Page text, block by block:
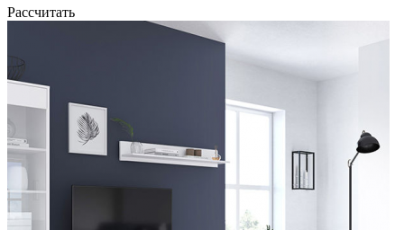
Рассчитать